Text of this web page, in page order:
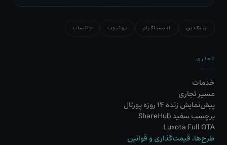
لینکدین اینستاگرام یوتیوب واتساپ
تجاری
خدمات
مسیر تجاری
پیش‌نمایش زنده ۱۴ روزه پورتال
برچسب سفید ShareHub
Luxota Full OTA
طرح‌ها، قیمت‌گذاری و قوانین